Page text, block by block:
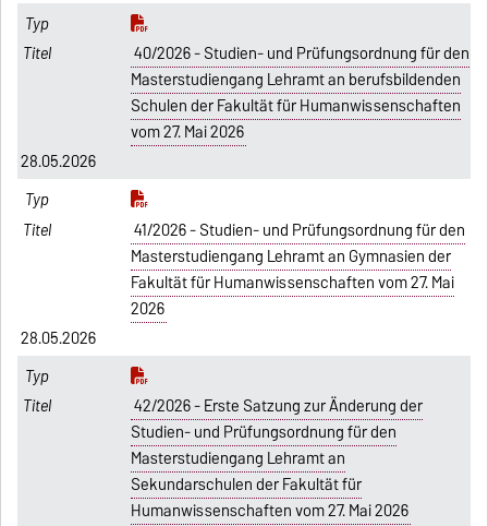
40/2026 - Studien- und Prüfungsordnung für den
Masterstudiengang Lehramt an berufsbildenden
Schulen der Fakultät für Humanwissenschaften
vom 27. Mai 2026
28.05.2026
41/2026 - Studien- und Prüfungsordnung für den
Masterstudiengang Lehramt an Gymnasien der
Fakultät für Humanwissenschaften vom 27. Mai
2026
28.05.2026
42/2026 - Erste Satzung zur Änderung der
Studien- und Prüfungsordnung für den
Masterstudiengang Lehramt an
Sekundarschulen der Fakultät für
Humanwissenschaften vom 27. Mai 2026